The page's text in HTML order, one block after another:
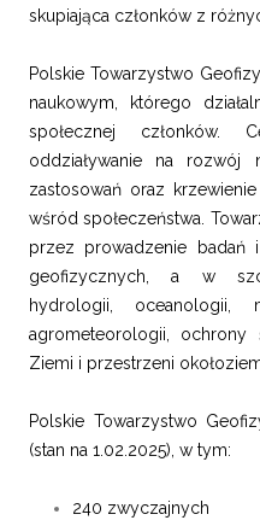
skupiająca członków z
Polskie Towarzystwo
naukowym, którego
społecznej członków.
oddziaływanie na
zastosowań oraz
wśród społeczeństwa.
przez prowadzenie badań
geofizycznych, a w
hydrologii, oceanologii,
agrometeorologii, ochrony
Ziemi i przestrzeni
Polskie Towarzystwo
(stan na 1.02.2025), w tym:
240 zwyczajnych